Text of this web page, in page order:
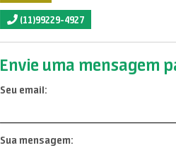
(11)99229-4927
Envie uma mensagem
Seu email:
Sua mensagem: